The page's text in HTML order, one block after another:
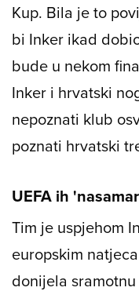
Kup. Bila je to
bi Inker ikad
bude u nekom
Inker i hrvatski
nepoznati klub
poznati hrvatski
UEFA ih
Tim je uspjehom
europskim
donijela